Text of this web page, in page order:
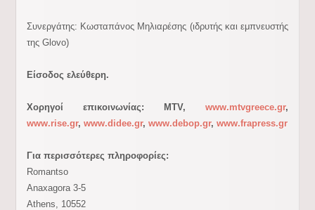
Συνεργάτης: Κωσταπάνος Μηλιαρέσης (ιδρυτής και εμπνευστής
της Glovo)
Είσοδος ελεύθερη.
Χορηγοί επικοινωνίας: ΜΤV,www.mtvgreece.gr,
www.rise.gr, www.didee.gr, www.debop.gr, www.frapress.gr
Για περισσότερες πληροφορίες:
Romantso
Anaxagora 3-5
Athens, 10552